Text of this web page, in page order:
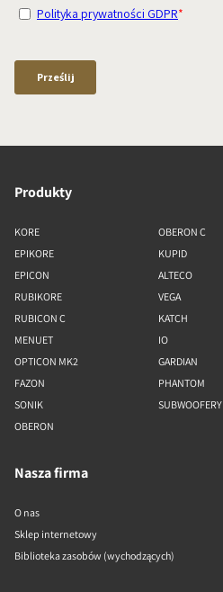
Produkty
KORE
EPIKORE
EPICON
RUBIKORE
RUBICON C
MENUET
OPTICON MK2
FAZON
SONIK
OBERON
OBERON C
KUPID
ALTECO
VEGA
KATCH
IO
GARDIAN
PHANTOM
SUBWOOFERY
Nasza firma
O nas
Sklep internetowy
Biblioteka zasobów (wychodzących)